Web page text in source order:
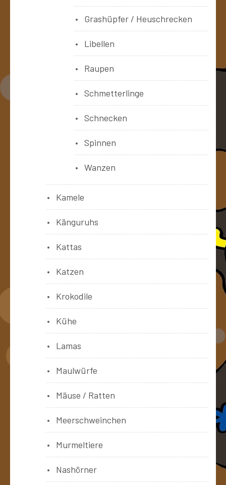
Grashüpfer / Heuschrecken
Libellen
Raupen
Schmetterlinge
Schnecken
Spinnen
Wanzen
Kamele
Känguruhs
Kattas
Katzen
Krokodile
Kühe
Lamas
Maulwürfe
Mäuse / Ratten
Meerschweinchen
Murmeltiere
Nashörner